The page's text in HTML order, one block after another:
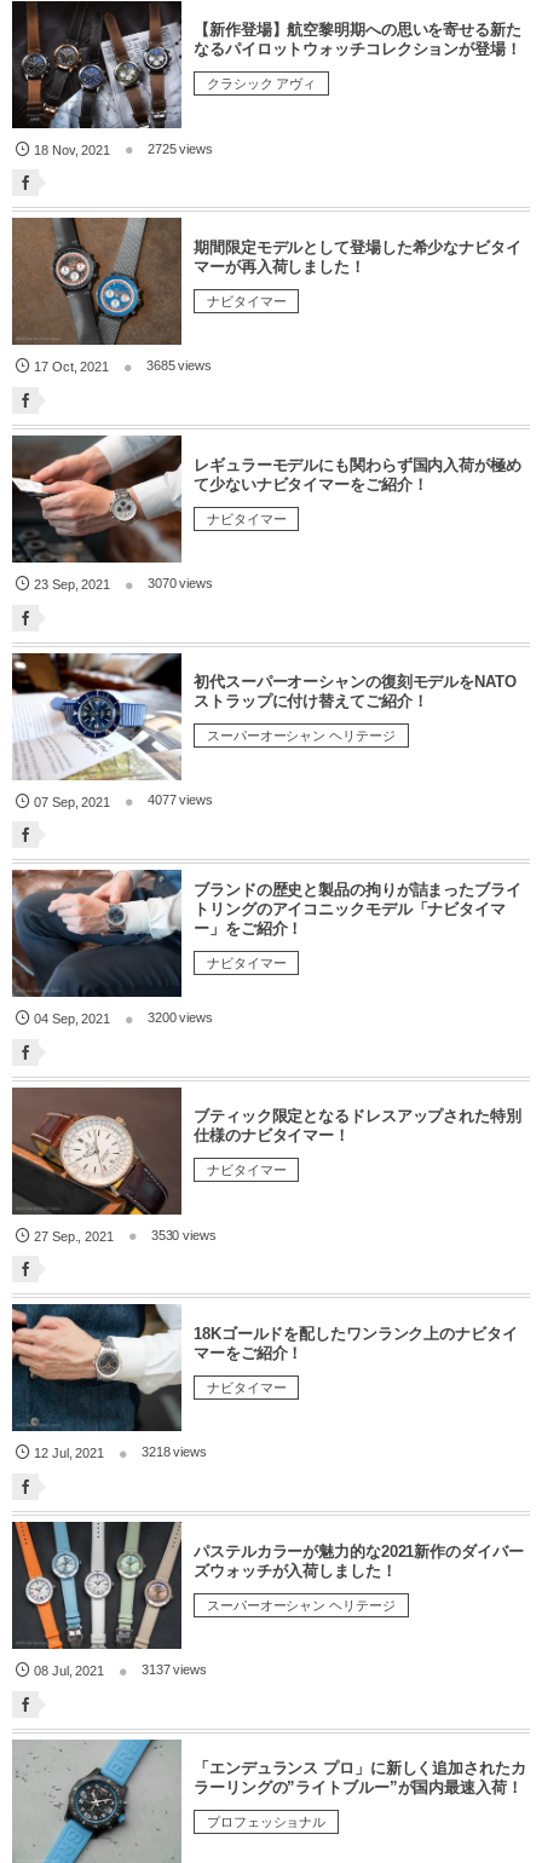
【新作登場】航空黎明期への思いを寄せる新た
なるパイロットウォッチコレクションが登場！
クラシック アヴィ
18 Nov,2021 2725 views
期間限定モデルとして登場した希少なナビタイ
マーが再入荷しました！
ナビタイマー
17 Oct,2021 3685 views
レギュラーモデルにも関わらず国内入荷が極め
て少ないナビタイマーをご紹介！
ナビタイマー
23 Sep,2021 3070 views
初代スーパーオーシャンの復刻モデルをNATO
ストラップに付け替えてご紹介！
スーパーオーシャン ヘリテージ
07 Sep,2021 4077 views
ブランドの歴史と製品の拘りが詰まったブライ
トリングのアイコニックモデル「ナビタイマ
ー」をご紹介！
ナビタイマー
04 Sep,2021 3200 views
ブティック限定となるドレスアップされた特別
仕様のナビタイマー！
ナビタイマー
27 Sep. ,2021 3530 views
18Kゴールドを配したワンランク上のナビタイ
マーをご紹介！
ナビタイマー
12 Jul ,2021 3218 views
パステルカラーが魅力的な2021新作のダイバー
ズウォッチが入荷しました！
スーパーオーシャン ヘリテージ
08 Jul,2021 3137 views
「エンデュランス プロ」に新しく追加されたカ
ラーリングの”ライトブルー”が国内最速入荷！
プロフェッショナル